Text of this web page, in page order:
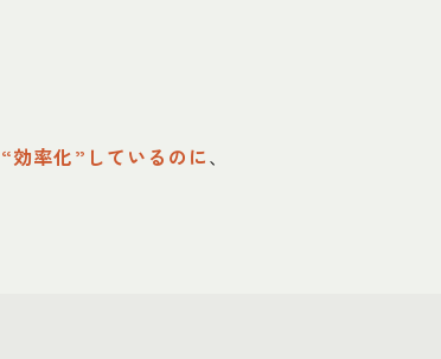
“効率化”しているのに、